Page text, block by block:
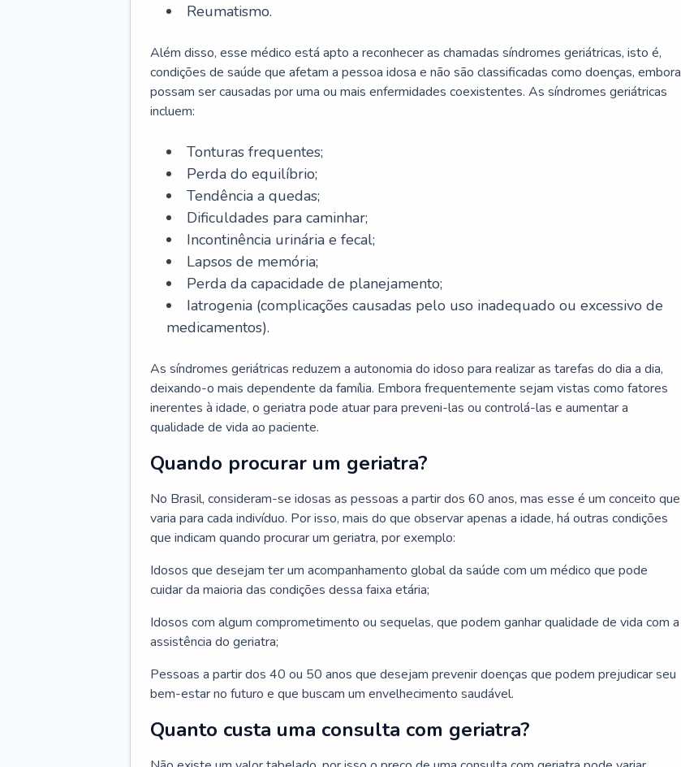
Reumatismo.
Além disso, esse médico está apto a reconhecer as chamadas síndromes geriátricas, isto é,
condições de saúde que afetam a pessoa idosa e não são classificadas como doenças, embora
possam ser causadas por uma ou mais enfermidades coexistentes. As síndromes geriátricas
incluem:
Tonturas frequentes;
Perda do equilíbrio;
Tendência a quedas;
Dificuldades para caminhar;
Incontinência urinária e fecal;
Lapsos de memória;
Perda da capacidade de planejamento;
Iatrogenia (complicações causadas pelo uso inadequado ou excessivo de
medicamentos).
As síndromes geriátricas reduzem a autonomia do idoso para realizar as tarefas do dia a dia,
deixando-o mais dependente da família. Embora frequentemente sejam vistas como fatores
inerentes à idade, o geriatra pode atuar para preveni-las ou controlá-las e aumentar a
qualidade de vida ao paciente.
Quando procurar um geriatra?
No Brasil, consideram-se idosas as pessoas a partir dos 60 anos, mas esse é um conceito que
varia para cada indivíduo. Por isso, mais do que observar apenas a idade, há outras condições
que indicam quando procurar um geriatra, por exemplo:
Idosos que desejam ter um acompanhamento global da saúde com um médico que pode
cuidar da maioria das condições dessa faixa etária;
Idosos com algum comprometimento ou sequelas, que podem ganhar qualidade de vida com a
assistência do geriatra;
Pessoas a partir dos 40 ou 50 anos que desejam prevenir doenças que podem prejudicar seu
bem-estar no futuro e que buscam um envelhecimento saudável.
Quanto custa uma consulta com geriatra?